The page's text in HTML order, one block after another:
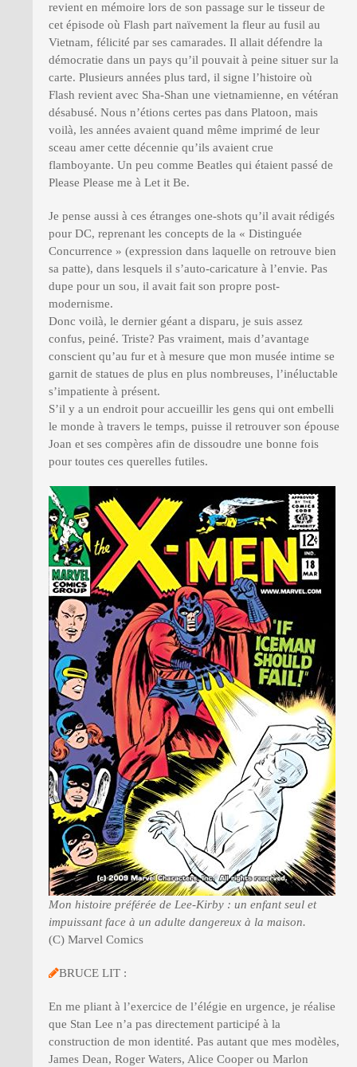
revient en mémoire lors de son passage sur le tisseur de
cet épisode où Flash part naïvement la fleur au fusil au
Vietnam, félicité par ses camarades. Il allait défendre la
démocratie dans un pays qu’il pouvait à peine situer sur la
carte. Plusieurs années plus tard, il signe l’histoire où
Flash revient avec Sha-Shan une vietnamienne, en vétéran
désabusé. Nous n’étions certes pas dans Platoon, mais
voilà, les années avaient quand même imprimé de leur
sceau amer cette décennie qu’ils avaient crue
flamboyante. Un peu comme Beatles qui étaient passé de
Please Please me à Let it Be.
Je pense aussi à ces étranges one-shots qu’il avait rédigés
pour DC, reprenant les concepts de la « Distinguée
Concurrence » (expression dans laquelle on retrouve bien
sa patte), dans lesquels il s’auto-caricature à l’envie. Pas
dupe pour un sou, il avait fait son propre post-
modernisme.
Donc voilà, le dernier géant a disparu, je suis assez
confus, peiné. Triste? Pas vraiment, mais d’avantage
conscient qu’au fur et à mesure que mon musée intime se
garnit de statues de plus en plus nombreuses, l’inéluctable
s’impatiente à présent.
S’il y a un endroit pour accueillir les gens qui ont embelli
le monde à travers le temps, puisse il retrouver son épouse
Joan et ses compères afin de dissoudre une bonne fois
pour toutes ces querelles futiles.
Mon histoire préférée de Lee-Kirby : un enfant seul et
impuissant face à un adulte dangereux à la maison.
(C) Marvel Comics
BRUCE LIT :
En me pliant à l’exercice de l’élégie en urgence, je réalise
que Stan Lee n’a pas directement participé à la
construction de mon identité. Pas autant que mes modèles,
James Dean, Roger Waters, Alice Cooper ou Marlon